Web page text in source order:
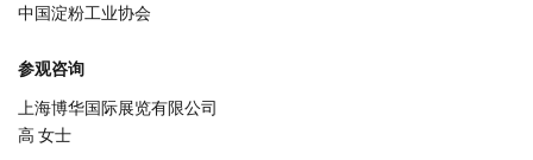
中国淀粉工业协会
参观咨询
上海博华国际展览有限公司
高 女士